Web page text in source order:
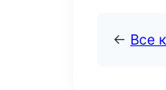
← Все